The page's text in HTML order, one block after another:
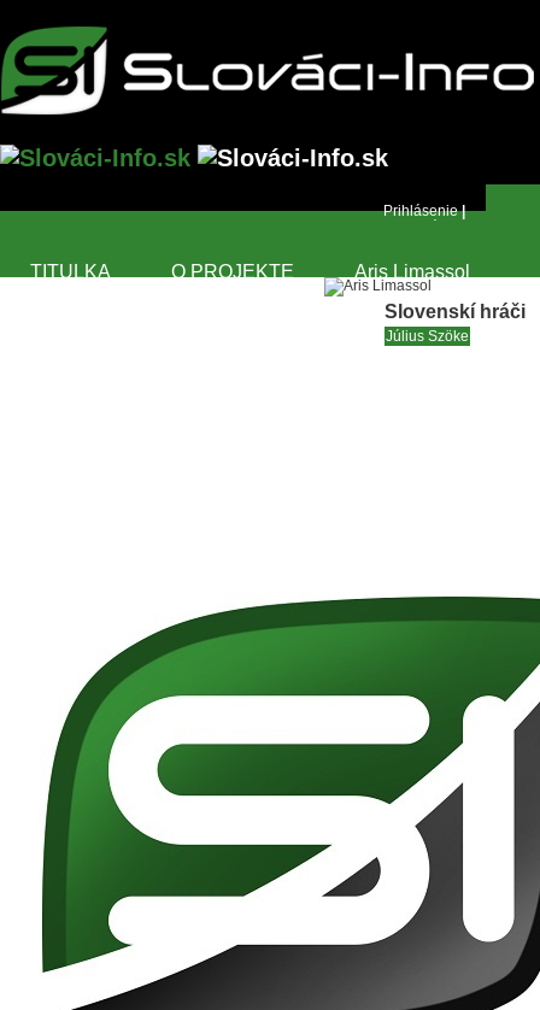
Prihlásenie|
TITULKA O PROJEKTE
Aris Limassol
Slovenskí hráči
Július Szöke